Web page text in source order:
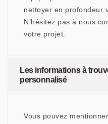
nettoyer en profondeur
N’hésitez pas à nous
votre projet.
Les informations à
personnalisé
Vous pouvez